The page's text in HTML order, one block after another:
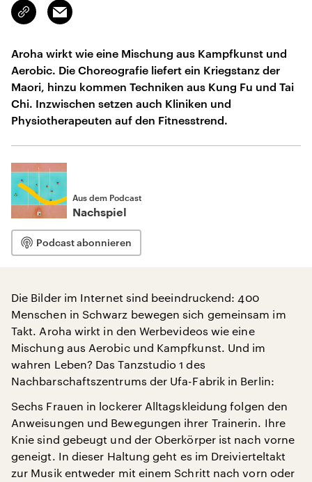
Link
kopieren/teilen
Email
Aroha wirkt wie eine Mischung aus Kampfkunst und
Aerobic. Die Choreografie liefert ein Kriegstanz der
Maori, hinzu kommen Techniken aus Kung Fu und Tai
Chi. Inzwischen setzen auch Kliniken und
Physiotherapeuten auf den Fitnesstrend.
Aus dem Podcast
Nachspiel
Podcast abonnieren
Die Bilder im Internet sind beeindruckend: 400
Menschen in Schwarz bewegen sich gemeinsam im
Takt. Aroha wirkt in den Werbevideos wie eine
Mischung aus Aerobic und Kampfkunst. Und im
wahren Leben? Das Tanzstudio 1 des
Nachbarschaftszentrums der Ufa-Fabrik in Berlin:
Sechs Frauen in lockerer Alltagskleidung folgen den
Anweisungen und Bewegungen ihrer Trainerin. Ihre
Knie sind gebeugt und der Oberkörper ist nach vorne
geneigt. In dieser Haltung geht es im Dreivierteltakt
zur Musik entweder mit einem Schritt nach vorn oder